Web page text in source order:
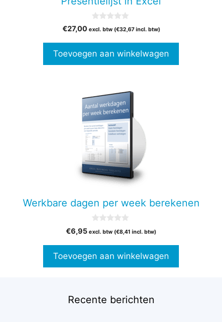
v
5
€27,00 excl. btw (€32,67incl. btw)
Toevoegen aan winkelwagen
Werkbare dagen per week berekenen
v
5
€6,95 excl. btw (€8,41 incl. btw)
Toevoegen aan winkelwagen
Recente berichten